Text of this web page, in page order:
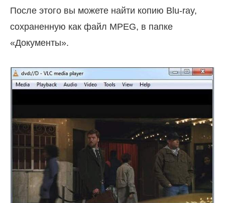
После этого вы можете найти копию Blu-ray,
сохраненную как файл MPEG, в папке
«Документы».